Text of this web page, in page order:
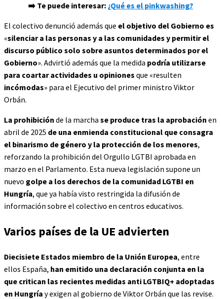
➡️ Te puede interesar: ¿Qué es el pinkwashing?
El colectivo denunció además que el objetivo del Gobierno es
«silenciar a las personas y a las comunidades y permitir el
discurso público solo sobre asuntos determinados por el
Gobierno». Advirtió además que la medida podría utilizarse
para coartar actividades u opiniones que «resulten
incómodas» para el Ejecutivo del primer ministro Viktor
Orbán.
La prohibición de la marcha se produce tras la aprobación en
abril de 2025 de una enmienda constitucional que consagra
el binarismo de género y la protección de los menores,
reforzando la prohibición del Orgullo LGTBI aprobada en
marzo en el Parlamento. Esta nueva legislación supone un
nuevo golpe a los derechos de la comunidad LGTBI en
Hungría, que ya había visto restringida la difusión de
información sobre el colectivo en centros educativos.
Varios países de la UE advierten
Diecisiete Estados miembro de la Unión Europea, entre
ellos España, han emitido una declaración conjunta en la
que critican las recientes medidas anti LGTBIQ+ adoptadas
en Hungría y exigen al gobierno de Viktor Orbán que las revise.